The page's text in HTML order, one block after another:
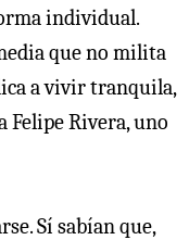
individual.
que no milita
a vivir tranquila,
Felipe Rivera, uno
Sí sabían que,